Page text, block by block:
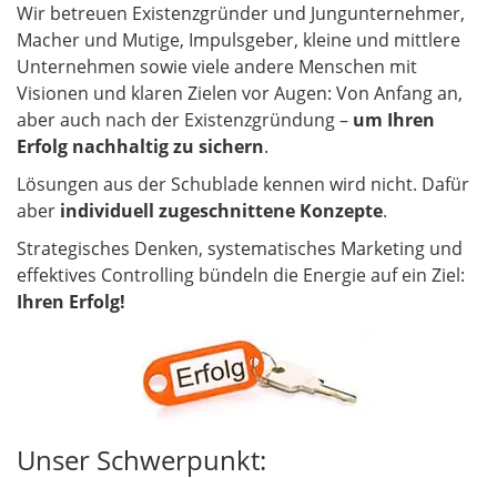
Wir betreuen Existenzgründer und Jungunternehmer,
Macher und Mutige, Impulsgeber, kleine und mittlere
Unternehmen sowie viele andere Menschen mit
Visionen und klaren Zielen vor Augen: Von Anfang an,
aber auch nach der Existenzgründung – um Ihren
Erfolg nachhaltig zu sichern.
Lösungen aus der Schublade kennen wird nicht. Dafür
aber individuell zugeschnittene Konzepte.
Strategisches Denken, systematisches Marketing und
effektives Controlling bündeln die Energie auf ein Ziel:
Ihren Erfolg!
Unser Schwerpunkt: